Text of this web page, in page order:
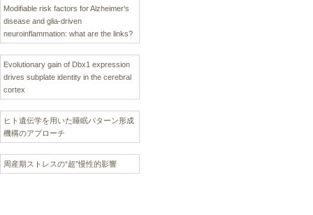
Modifiable risk factors for Alzheimer's
disease and glia-driven
neuroinflammation: what are the links?
Evolutionary gain of Dbx1 expression
drives subplate identity in the cerebral
cortex
ヒト遺伝学を用いた睡眠パターン形成
機構のアプローチ
周産期ストレスの“超”慢性的影響